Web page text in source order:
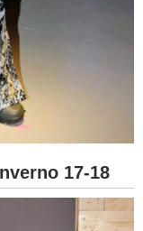
17-18